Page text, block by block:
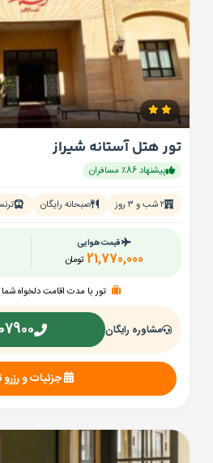
تور هتل آستانه شیراز
پیشنهاد 86٪ مسافران
۲ شب و ۳ روز صبحانه رایگان
قیمت هوایی
تومان 21,770,000
تور با مدت اقامت دلخواه شما
مشاوره رایگان
جزئیات و رزرو